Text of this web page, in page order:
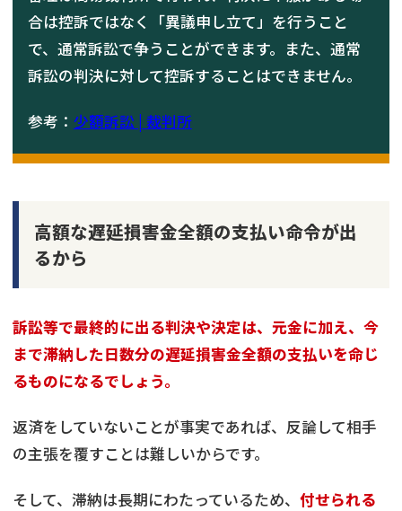
合は控訴ではなく「異議申し立て」を行うこと
で、通常訴訟で争うことができます。また、通常
訴訟の判決に対して控訴することはできません。
参考： 少額訴訟 | 裁判所
高額な遅延損害金全額の支払い命令が出
るから
訴訟等で最終的に出る判決や決定は、元金に加え、今
まで滞納した日数分の遅延損害金全額の支払いを命じ
るものになるでしょう。
返済をしていないことが事実であれば、反論して相手
の主張を覆すことは難しいからです。
そして、滞納は長期にわたっているため、 付せられる